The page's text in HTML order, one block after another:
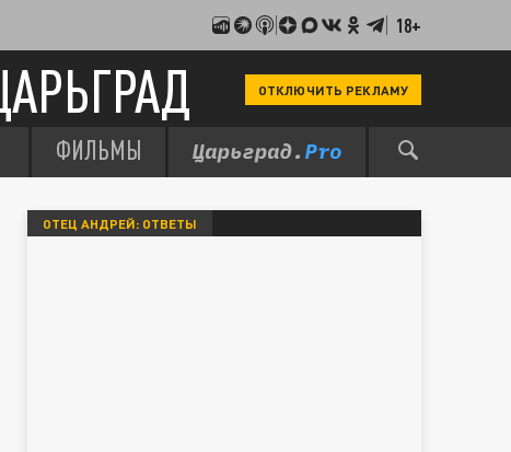
18+
ОТКЛЮЧИТЬ РЕКЛАМУ
ФИЛЬМЫ
ОТЕЦ АНДРЕЙ: ОТВЕТЫ